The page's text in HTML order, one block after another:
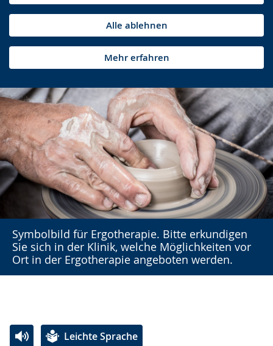
Alle ablehnen
Mehr erfahren
Symbolbild für Ergotherapie. Bitte erkundigen
Sie sich in der Klinik, welche Möglichkeiten vor
Ort in der Ergotherapie angeboten werden.
Leichte Sprache